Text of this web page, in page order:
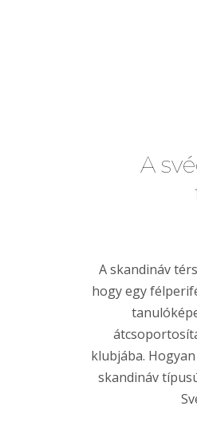
A
A skandináv
hogy egy
klubjába.
skandináv